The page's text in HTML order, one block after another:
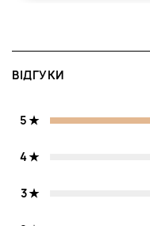
ВІДГУКИ
5
4
3